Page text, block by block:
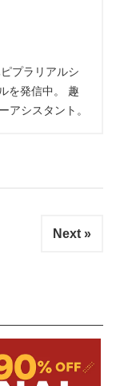
プラリアルシ
を発信中。 趣
アシスタント。
Next »